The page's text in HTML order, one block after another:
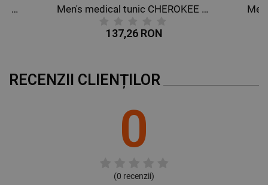
Men's medical tunic CHEROKEE V-NECK DARK BLULE WWE603. Men's medical tunic CHEROKEE V-NECK GREY WWE670.
137,26 RON
RECENZII CLIENȚILOR
0
(0 recenzii)